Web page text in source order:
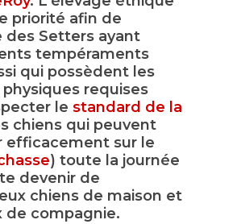
priorité afin de
des Setters ayant
tempéraments
qui possèdent les
requises
le standard de la
chiens qui peuvent
efficacement sur le
) toute la journée
devenir de
chiens de maison et
de compagnie.